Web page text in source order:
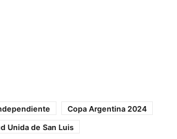
Copa Argentina 2024
Unida de San Luis